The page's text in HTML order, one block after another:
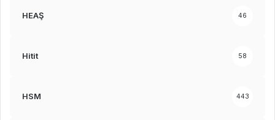
HEAŞ 46
Hitit 58
HSM 443